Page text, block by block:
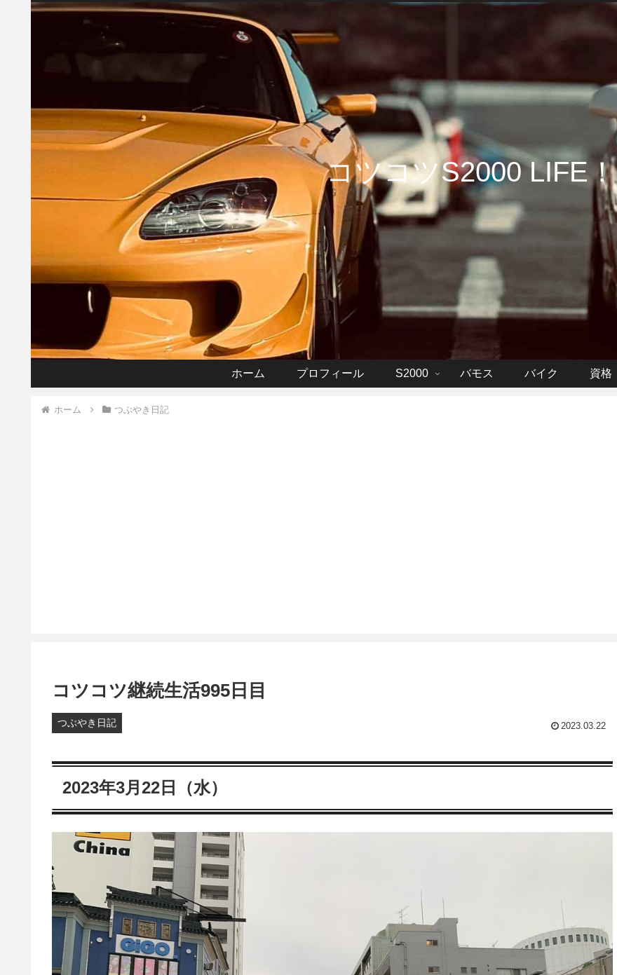
コツコツS2000 LIFE！
ホーム プロフィール S2000 バモス バイク 資格
ホーム つぶやき日記
コツコツ継続生活995日目
つぶやき日記 2023.03.22
2023年3月22日（水）